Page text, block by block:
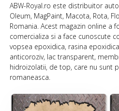
ABW-Royal.ro este distribuitor
Oleum, MagPaint, Macota, Rota,
Romania. Acest magazin online a
comercializa si a face cunoscute
vopsea epoxidica, rasina
anticoroziv, lac transparent,
hidroizolatii, de top, care nu sunt
romaneasca.